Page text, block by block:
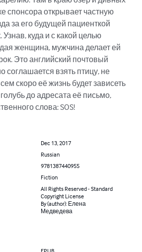
спонсора открывает частную
за его будущей пациенткой
куда и с какой целью
женщина, мужчина делает ей
Это английский почтовый
соглашается взять птицу, не
скоро её жизнь будет зависеть
до адресата её письмо,
слова: SOS!
Dec 13, 2017
Russian
9781387440955
Fiction
All Rights Reserved - Standard
Copyright License
By (author): Елена
Медведева